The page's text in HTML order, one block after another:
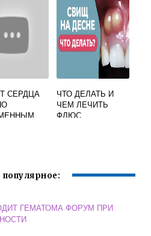
СЕРДЦА
ЧТО ДЕЛАТЬ И
ЧЕМ ЛЕЧИТЬ
ФЛЮС
популярное:
ГЕМАТОМА ФОРУМ ПРИ